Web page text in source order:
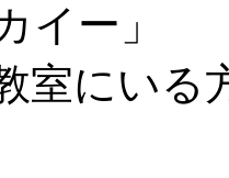
イー」
室にい